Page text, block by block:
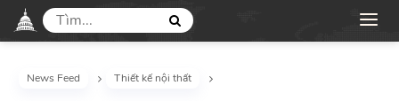
News Feed Thiết kế nội thất